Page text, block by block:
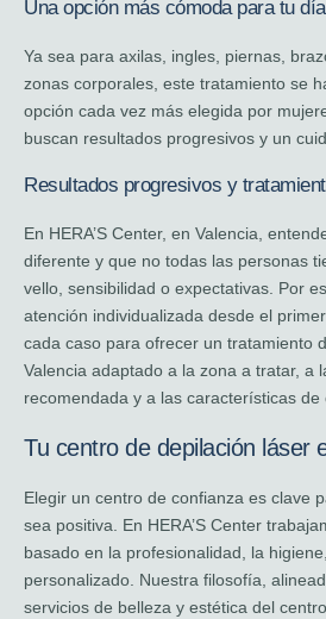
Una opción más cómoda para tu
Ya sea para axilas, ingles, piernas,
zonas corporales, este tratamiento se
opción cada vez más elegida por
buscan resultados progresivos y un
Resultados progresivos y
En HERA’S Center, en Valencia,
diferente y que no todas las personas
vello, sensibilidad o expectativas. Por
atención individualizada desde el
cada caso para ofrecer un tratamiento
Valencia adaptado a la zona a tratar, a
recomendada y a las características de
Tu centro de depilación láser
Elegir un centro de confianza es clave
sea positiva. En HERA’S Center
basado en la profesionalidad, la
personalizado. Nuestra filosofía,
servicios de belleza y estética del